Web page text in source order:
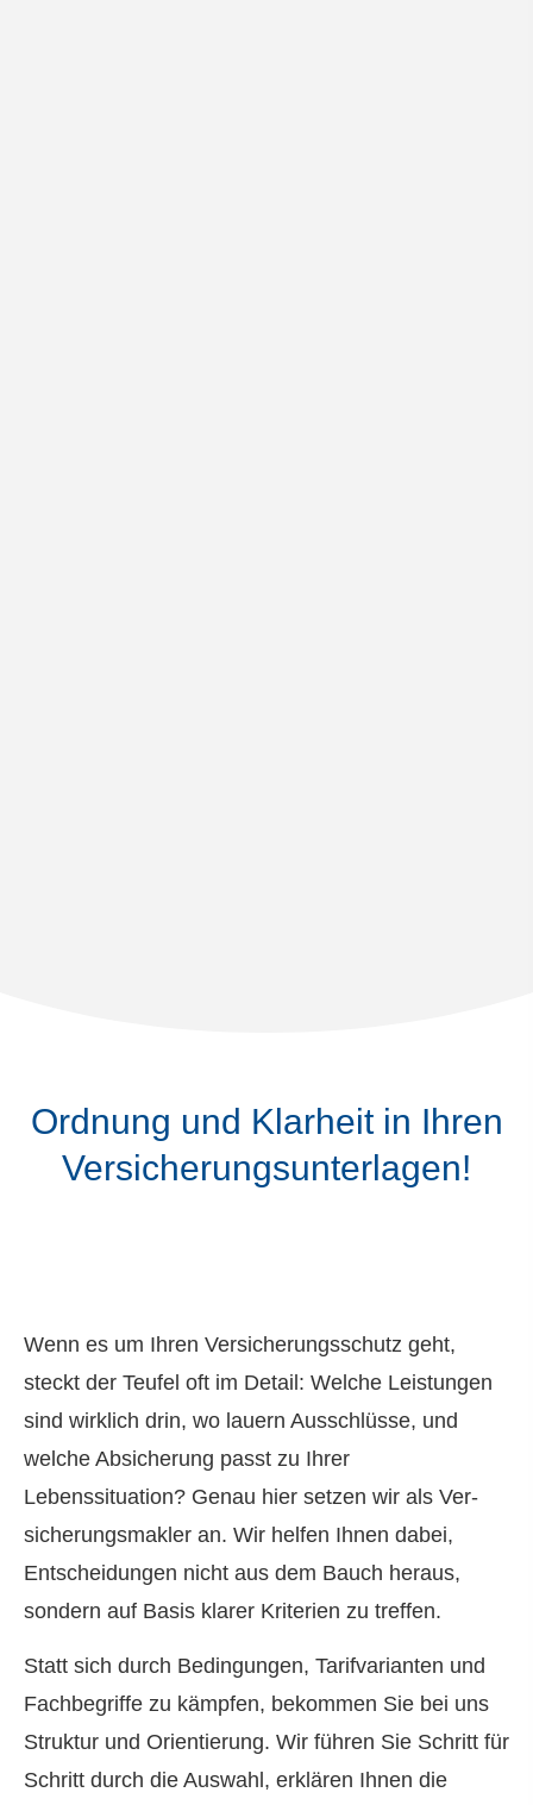
Ordnung und Klarheit in Ihren
Versicherungsunterlagen!
Wenn es um Ihren Versicherungsschutz geht,
steckt der Teufel oft im Detail: Welche Leistungen
sind wirklich drin, wo lauern Ausschlüsse, und
welche Absicherung passt zu Ihrer
Lebenssituation? Genau hier setzen wir als Ver­
sicherungs­makler an. Wir helfen Ihnen dabei,
Entscheidungen nicht aus dem Bauch heraus,
sondern auf Basis klarer Kriterien zu treffen.
Statt sich durch Bedingungen, Tarifvarianten und
Fachbegriffe zu kämpfen, bekommen Sie bei uns
Struktur und Orientierung. Wir führen Sie Schritt für
Schritt durch die Auswahl, erklären Ihnen die